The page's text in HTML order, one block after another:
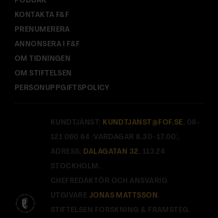
KONTAKTA F&F
PRENUMERERA
ANNONSERA I F&F
OM TIDNINGEN
OM STIFTELSEN
PERSONUPPGIFTSPOLICY
KUNDTJÄNST: KUNDTJANST@FOF.SE , 08-
121 060 64 (VARDAGAR 8.30–17.00).
ADRESS: DALAGATAN 32 , 113 24
STOCKHOLM.
CHEFREDAKTÖR OCH ANSVARIG
UTGIVARE JONAS MATTSSON.
STIFTELSEN FORSKNING & FRAMSTEG.